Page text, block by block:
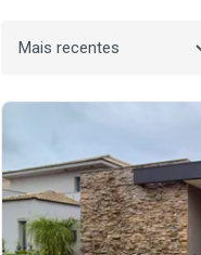
Ordenar por